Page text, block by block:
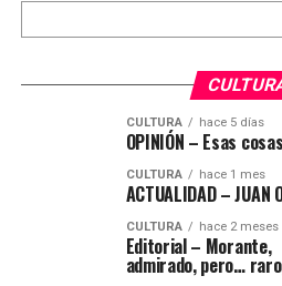
Buscar
CULTURA hace 5 días
OPINIÓN – Esas
CULTURA hace 1 mes
ACTUALIDAD – JUAN
CULTURA hace 2 meses
Editorial – Morante,
admirado, pero…